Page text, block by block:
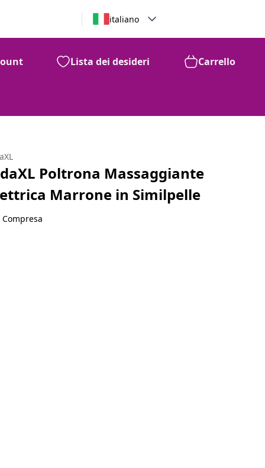
italiano
Lista dei desideri Carrello
Poltrona Massaggiante
Marrone in Similpelle
Compresa